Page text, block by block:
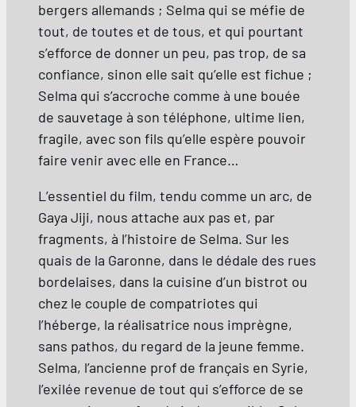
bergers allemands ; Selma qui se méfie de
tout, de toutes et de tous, et qui pourtant
s’efforce de donner un peu, pas trop, de sa
confiance, sinon elle sait qu’elle est fichue ;
Selma qui s’accroche comme à une bouée
de sauvetage à son téléphone, ultime lien,
fragile, avec son fils qu’elle espère pouvoir
faire venir avec elle en France…
L’essentiel du film, tendu comme un arc, de
Gaya Jiji, nous attache aux pas et, par
fragments, à l’histoire de Selma. Sur les
quais de la Garonne, dans le dédale des rues
bordelaises, dans la cuisine d’un bistrot ou
chez le couple de compatriotes qui
l’héberge, la réalisatrice nous imprègne,
sans pathos, du regard de la jeune femme.
Selma, l’ancienne prof de français en Syrie,
l’exilée revenue de tout qui s’efforce de se